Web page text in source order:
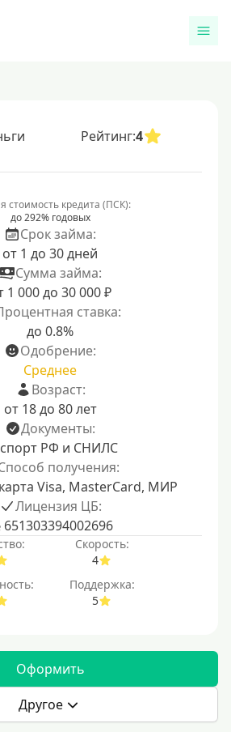
Рейтинг:4
стоимость кредита (ПСК):
до 292% годовых
Срок займа:
от 1 до 30 дней
Сумма займа:
1 000 до 30 000 ₽
ставка:
до 0.8%
Одобрение:
Среднее
Возраст:
от 18 до 80 лет
Документы:
РФ и СНИЛС
получения:
Visa, MasterCard, МИР
Лицензия ЦБ:
Скорость:
4
Поддержка:
5
Оформить
Другое